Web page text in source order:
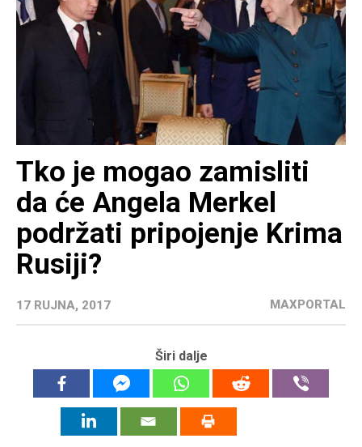
Tko je mogao zamisliti
da će Angela Merkel
podržati pripojenje Krima
Rusiji?
17 RUJNA, 2017 MAXPORTAL
Širi dalje